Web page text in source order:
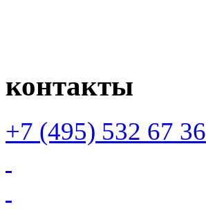
контакты
+7 (495) 532 67 36